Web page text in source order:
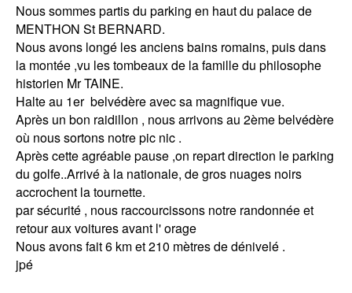
Nous sommes partis du parking en haut du palace de
MENTHON St BERNARD.
Nous avons longé les anciens bains romains, puis dans
la montée ,vu les tombeaux de la famille du philosophe
historien Mr TAINE.
Halte au 1er belvédère avec sa magnifique vue.
Après un bon raidillon , nous arrivons au 2ème belvédère
où nous sortons notre pic nic .
Après cette agréable pause ,on repart direction le parking
du golfe..Arrivé à la nationale, de gros nuages noirs
accrochent la tournette.
par sécurité , nous raccourcissons notre randonnée et
retour aux voitures avant l' orage
Nous avons fait 6 km et 210 mètres de dénivelé .
jpé